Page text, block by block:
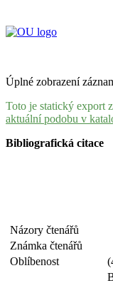
Úplné zobrazení
Toto je statický export
aktuální podobu v
Bibliografická citace
Názory čtenářů
Známka čtenářů
Oblíbenost